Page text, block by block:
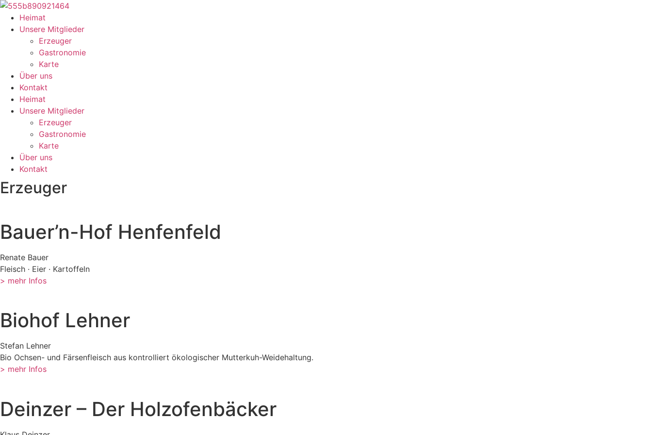
Zum
Inhalt
springen
Heimat
Unsere Mitglieder
Erzeuger
Gastronomie
Karte
Über uns
Kontakt
Heimat
Unsere Mitglieder
Erzeuger
Gastronomie
Karte
Über uns
Kontakt
Erzeuger
Bauer’n-Hof Henfenfeld
Renate Bauer
Fleisch · Eier · Kartoffeln
> mehr Infos
Biohof Lehner
Stefan Lehner
Bio Ochsen- und Färsenfleisch aus kontrolliert ökologischer Mutterkuh-Weidehaltung.
> mehr Infos
Deinzer – Der Holzofenbäcker